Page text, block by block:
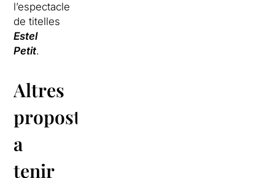
l’espectacle
de titelles
Estel
Petit.
Altres
propostes
a
tenir